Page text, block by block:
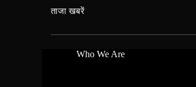
ताजा खबरें
Who We Are